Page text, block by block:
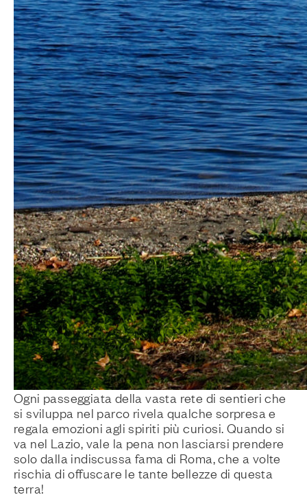
Ogni passeggiata della vasta rete di sentieri che
si sviluppa nel parco rivela qualche sorpresa e
regala emozioni agli spiriti più curiosi. Quando si
va nel Lazio, vale la pena non lasciarsi prendere
solo dalla indiscussa fama di Roma, che a volte
rischia di offuscare le tante bellezze di questa
terra!